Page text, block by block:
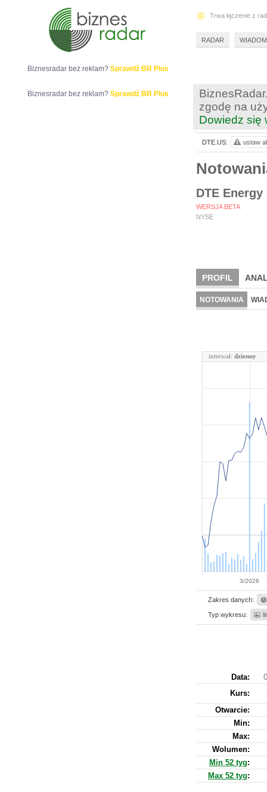
zgodę na
Dowiedz się
DTE
WERSJA BETA
NYSE
PROFIL
NOTOWANIA
3/2026
interwał: dzienny
Zakres danych:
Typ wykresu:
Data:
Kurs:
Otwarcie:
Min:
Max:
Wolumen:
Min 52 tyg:
Max 52 tyg:
DTE.US: ustaw
Biznesradar bez reklam? Sprawdź BR Plus
Biznesradar bez reklam? Sprawdź BR Plus
Trwa łączenie z
RADAR